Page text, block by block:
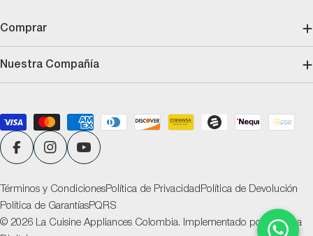
Comprar
Nuestra Compañía
Métodos
de
pago FacebookInstagramYouTube
© 2026 La Cuisine Appliances Colombia. Implementado por Ventana
Términos y CondicionesPolítica de Privacidad Política de Devolución
Política de GarantíasPQRS